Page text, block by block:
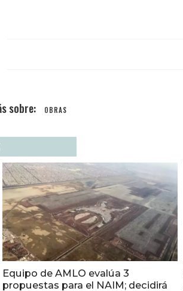
OBRAS
Equipo de AMLO evalúa 3
propuestas para el NAIM; decidirá